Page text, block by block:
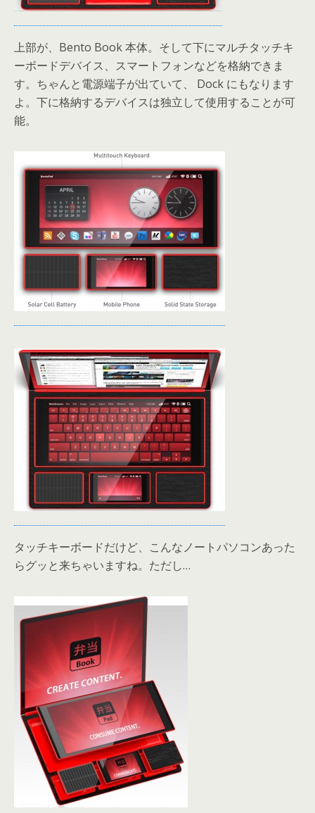
上部が、Bento Book 本体。そして下にマルチタッチキ
ーボードデバイス、スマートフォンなどを格納できま
す。ちゃんと電源端子が出ていて、 Dock にもなります
よ。下に格納するデバイスは独立して使用することが可
能。
タッチキーボードだけど、こんなノートパソコンあった
らグッと来ちゃいますね。ただし…